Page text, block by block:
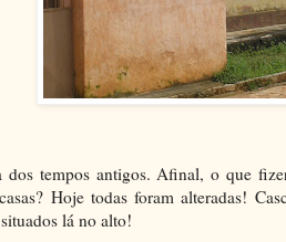
dos tempos antigos. Afinal, o que
Hoje todas foram alteradas!
lá no alto!